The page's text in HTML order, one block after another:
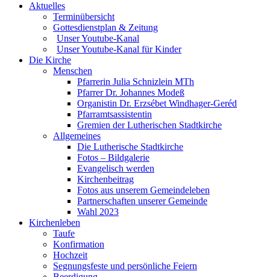
Aktuelles
Terminübersicht
Gottesdienstplan & Zeitung
Unser Youtube-Kanal
Unser Youtube-Kanal für Kinder
Die Kirche
Menschen
Pfarrerin Julia Schnizlein MTh
Pfarrer Dr. Johannes Modeß
Organistin Dr. Erzsébet Windhager-Geréd
Pfarramtsassistentin
Gremien der Lutherischen Stadtkirche
Allgemeines
Die Lutherische Stadtkirche
Fotos – Bildgalerie
Evangelisch werden
Kirchenbeitrag
Fotos aus unserem Gemeindeleben
Partnerschaften unserer Gemeinde
Wahl 2023
Kirchenleben
Taufe
Konfirmation
Hochzeit
Segnungsfeste und persönliche Feiern